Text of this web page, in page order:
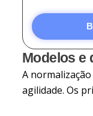
Modelos e
A
agilidade. Os